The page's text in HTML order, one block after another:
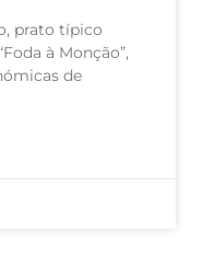
prato típico
à Monção”,
de